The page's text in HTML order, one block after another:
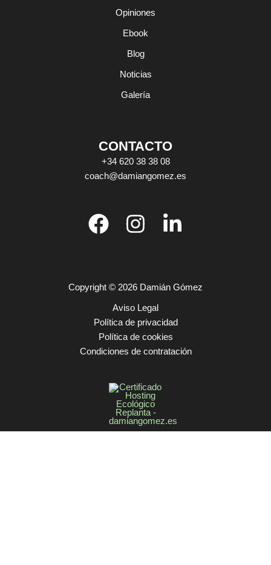
Opiniones
Ebook
Blog
Noticias
Galería
CONTACTO
+34 620 38 38 08
coach@damiangomez.es
Copyright © 2026 Damián Gómez
Aviso Legal
Política de privacidad
Política de cookies
Condiciones de contratación